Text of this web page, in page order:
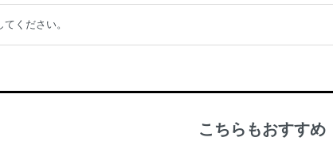
てください。
こちらもおすすめ